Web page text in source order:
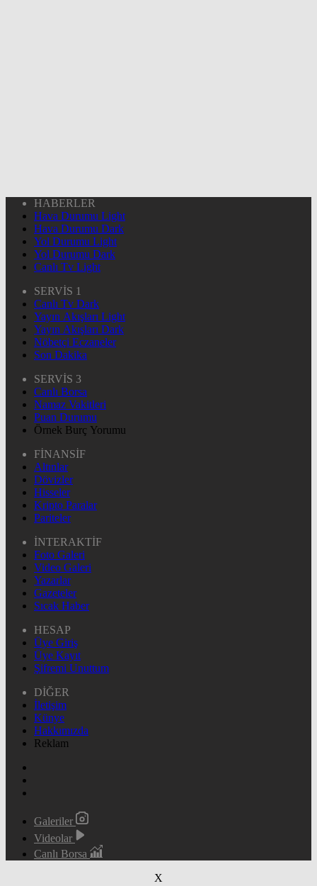
HABERLER
Hava Durumu Light
Hava Durumu Dark
Yol Durumu Light
Yol Durumu Dark
Canlı Tv Light
SERVİS 1
Canlı Tv Dark
Yayın Akışları Light
Yayın Akışları Dark
Nöbetçi Eczaneler
Son Dakika
SERVİS 3
Canlı Borsa
Namaz Vakitleri
Puan Durumu
Örnek Burç Yorumu
FİNANSİF
Altınlar
Dövizler
Hisseler
Kripto Paralar
Pariteler
İNTERAKTİF
Foto Galeri
Video Galeri
Yazarlar
Gazeteler
Sıcak Haber
HESAP
Üye Giriş
Üye Kayıt
Şifremi Unuttum
DİĞER
İletişim
Künye
Hakkımızda
Reklam
Galeriler
Videolar
Canlı Borsa
X